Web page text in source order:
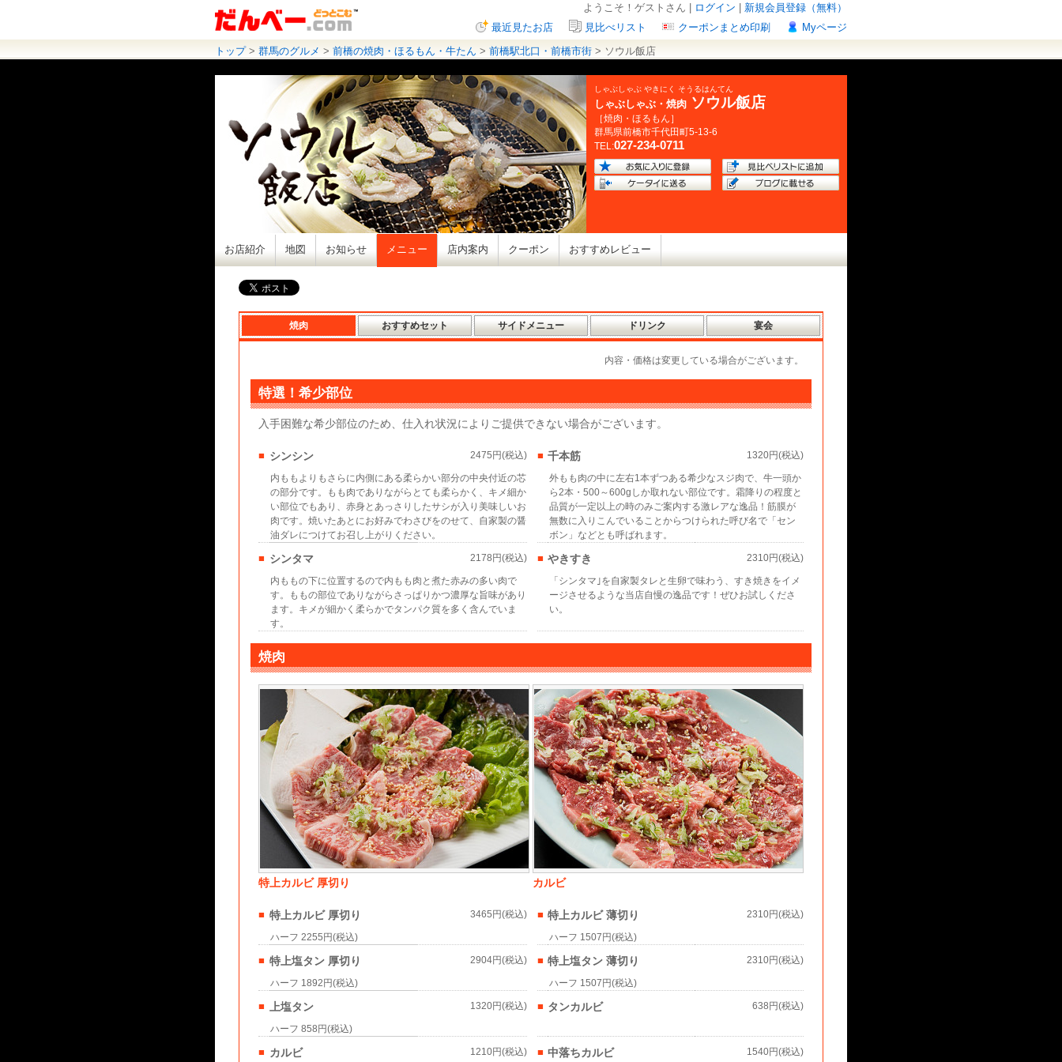
新規会員登録（無料）
ログイン
ようこそ！ゲストさん |
Myページ
クーポンまとめ印刷
見比べリスト
最近見たお店
トップ> 群馬のグルメ > 前橋の焼肉・ほるもん・牛たん > 前橋駅北口・前橋市街 > ソウル飯店
しゃぶしゃぶ やきにく そうるはんてん
しゃぶしゃぶ・焼肉 ソウル飯店
［焼肉・ほるもん］
群馬県前橋市千代田町5-13-6
TEL:027-234-0711
お店紹介 地図 お知らせ メニュー 店内案内 クーポン おすすめレビュー
焼肉 おすすめセット サイドメニュー ドリンク 宴会
内容・価格は変更している場合がございます。
特選！希少部位
入手困難な希少部位のため、仕入れ状況によりご提供できない場合がございます。
■ シンシン 2475円(税込) ■ 千本筋 1320円(税込)
内ももよりもさらに内側にある柔らかい部分の中央付近の芯
の部分です。もも肉でありながらとても柔らかく、キメ細か
い部位でもあり、赤身とあっさりしたサシが入り美味しいお
肉です。焼いたあとにお好みでわさびをのせて、自家製の醤
油ダレにつけてお召し上がりください。
外もも肉の中に左右1本ずつある希少なスジ肉で、牛一頭か
ら2本・500～600gしか取れない部位です。霜降りの程度と
品質が一定以上の時のみご案内する激レアな逸品！筋膜が
無数に入りこんでいることからつけられた呼び名で「セン
ボン」などとも呼ばれます。
■ シンタマ 2178円(税込) ■ やきすき 2310円(税込)
内ももの下に位置するので内もも肉と煮た赤みの多い肉で
す。ももの部位でありながらさっぱりかつ濃厚な旨味があり
ます。キメが細かく柔らかでタンパク質を多く含んでいま
す。
「シンタマ｣を自家製タレと生卵で味わう、すき焼きをイメ
ージさせるような当店自慢の逸品です！ぜひお試しくださ
い。
焼肉
特上カルビ 厚切り カルビ
■ 特上カルビ 厚切り 3465円(税込) ■ 特上カルビ 薄切り 2310円(税込)
ハーフ 2255円(税込) ハーフ 1507円(税込)
■ 特上塩タン 厚切り 2904円(税込) ■ 特上塩タン 薄切り 2310円(税込)
ハーフ 1892円(税込) ハーフ 1507円(税込)
■ 上塩タン 1320円(税込) ■ タンカルビ 638円(税込)
ハーフ 858円(税込)
■ カルビ 1210円(税込) ■ 中落ちカルビ 1540円(税込)